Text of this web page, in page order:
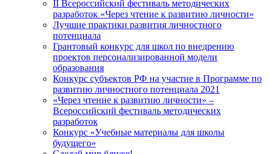
II Всероссийский фестиваль методических
разработок «Через чтение к развитию личности»
Лучшие практики развития личностного
потенциала
Грантовый конкурс для школ по внедрению
проектов персонализированной модели
образования
Конкурс субъектов РФ на участие в Программе по
развитию личностного потенциала 2021
«Через чтение к развитию личности» –
Всероссийский фестиваль методических
разработок
Конкурс «Учебные материалы для школы
будущего»